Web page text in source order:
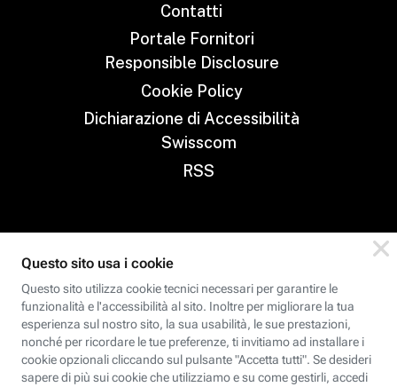
Contatti
Portale Fornitori
Responsible Disclosure
Cookie Policy
Dichiarazione di Accessibilità
Swisscom
RSS